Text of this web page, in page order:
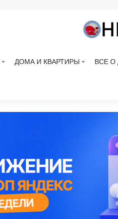
ДОМА И КВАРТИРЫ ВСЕ О